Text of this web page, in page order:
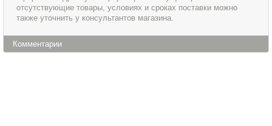
отсутствующие товары, условиях и сроках поставки можно
также уточнить у консультантов магазина.
Комментарии